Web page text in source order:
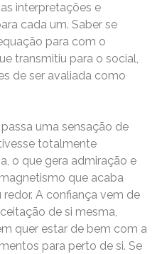
interpretações e
cada um. Saber se
para com o
transmitiu para o social,
de ser avaliada como
uma sensação de
totalmente
o que gera admiração e
que acaba
A confiança vem de
de si mesma,
quer estar de bem com a
para perto de si. Se